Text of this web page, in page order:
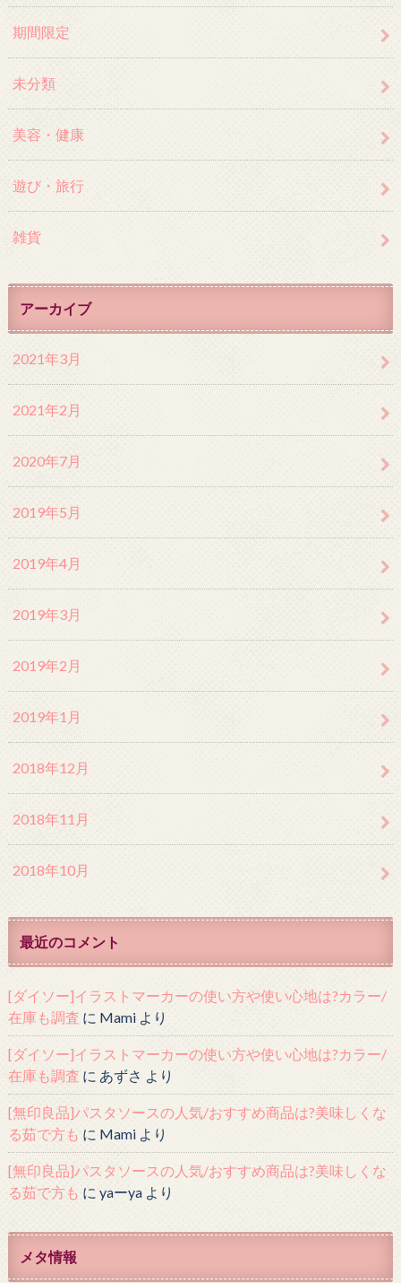
期間限定
未分類
美容・健康
遊び・旅行
雑貨
アーカイブ
2021年3月
2021年2月
2020年7月
2019年5月
2019年4月
2019年3月
2019年2月
2019年1月
2018年12月
2018年11月
2018年10月
最近のコメント
[ダイソー]イラストマーカーの使い方や使い心地は?カラー/
在庫も調査 に Mamiより
[ダイソー]イラストマーカーの使い方や使い心地は?カラー/
在庫も調査 に あずさ より
[無印良品]パスタソースの人気/おすすめ商品は?美味しくな
る茹で方も に Mamiより
[無印良品]パスタソースの人気/おすすめ商品は?美味しくな
る茹で方も に yaーyaより
メタ情報